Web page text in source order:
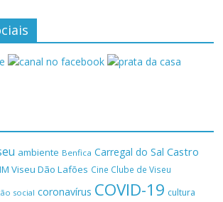
ambiente Benfica Carregal do Sal Castro
Viseu Dão Lafões Cine Clube de Viseu
social coronavírus COVID-19 cultura